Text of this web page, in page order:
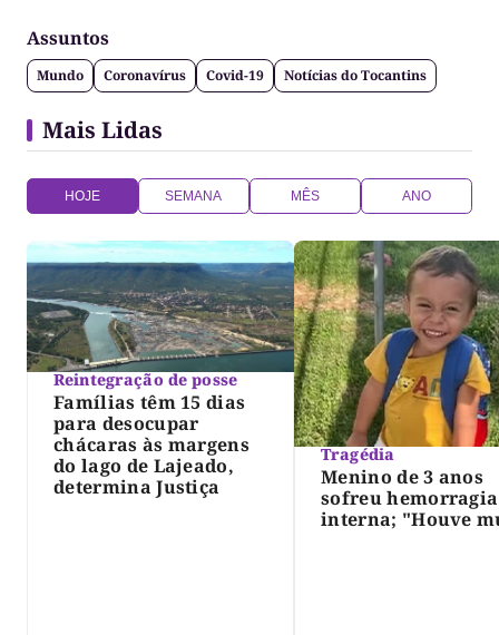
Assuntos
Mundo Coronavírus Covid-19 Notícias do Tocantins
Mais Lidas
HOJE SEMANA MÊS ANO
Reintegração de posse
Famílias têm 15 dias
para desocupar
chácaras às margens
do lago de Lajeado,
determina Justiça
Tragédia
Menino de 3 anos
sofreu hemorragia
interna; "Houve